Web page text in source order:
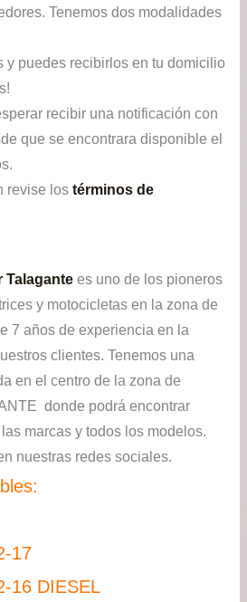
Tenemos dos modalidades
y puedes recibirlos en tu domicilio
recibir una notificación con
que se encontrara disponible el
revise los términos de
Talagante es uno de los pioneros
y motocicletas en la zona de
7 años de experiencia en la
clientes. Tenemos una
en el centro de la zona de
donde podrá encontrar
marcas y todos los modelos.
nuestras redes sociales.
17
16 DIESEL